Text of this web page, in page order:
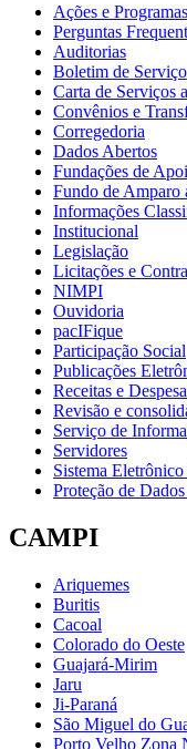
Ações e Programas
Perguntas
Auditorias
Boletim de Serviço
Carta de Serviços
Convênios e
Corregedoria
Dados Abertos
Fundações de
Fundo de Amparo
Informações
Institucional
Legislação
Licitações e
NIMPI
Ouvidoria
pacIFique
Participação Social
Publicações
Receitas e
Revisão e
Serviço de
Servidores
Sistema
Proteção de Dados
CAMPI
Ariquemes
Buritis
Cacoal
Colorado do Oeste
Guajará-Mirim
Jaru
Ji-Paraná
São Miguel do
Porto Velho Zona